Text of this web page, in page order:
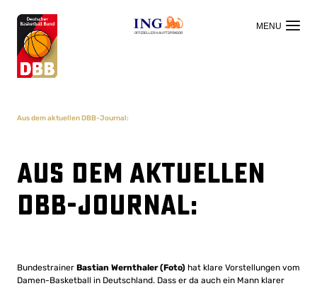
OFFIZIELLER HAUPTSPONSOR
Aus dem aktuellen DBB-Journal:
Aus dem aktuellen
DBB-Journal:
Bundestrainer Bastian Wernthaler (Foto) hat klare Vorstellungen vom
Damen-Basketball in Deutschland. Dass er da auch ein Mann klarer